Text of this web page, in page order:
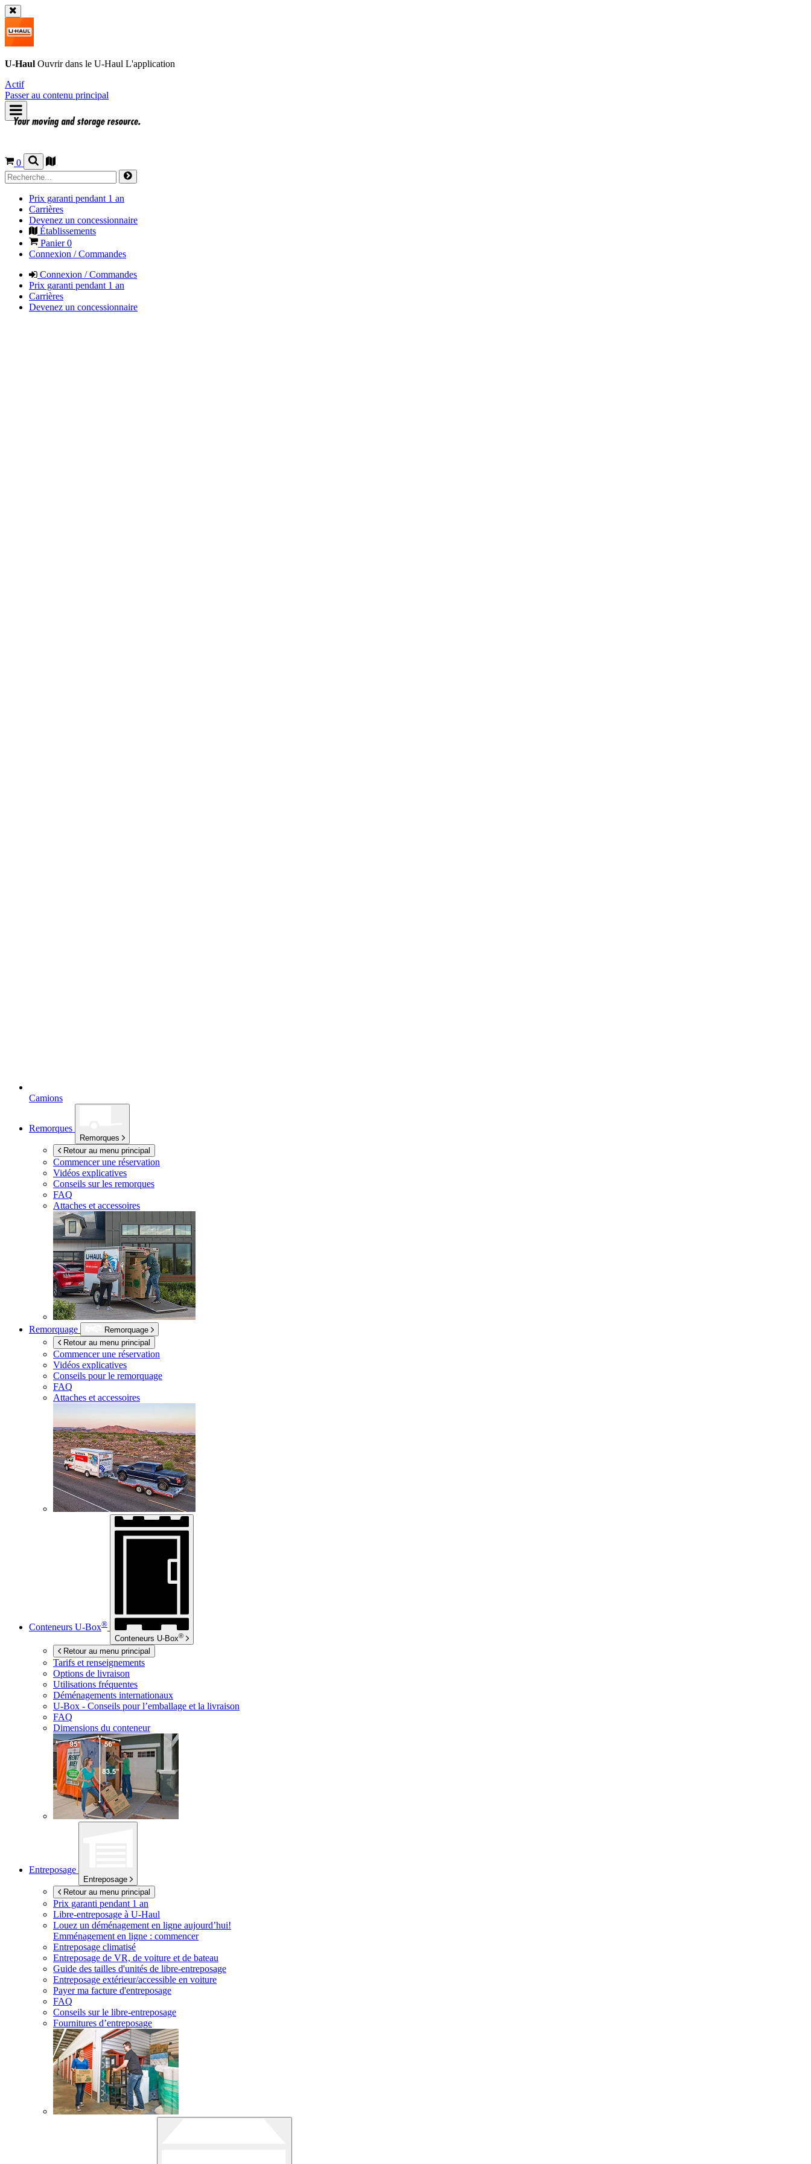
U-Haul Ouvrir dans le U-Haul L'application
Actif
Passer au contenu principal
0
Prix garanti pendant 1 an
Carrières
Devenez un concessionnaire
Établissements
Panier0
Connexion / Commandes
Connexion / Commandes
Prix garanti pendant 1 an
Carrières
Devenez un concessionnaire
Camions
Remorques
Remorques
Retour au menu principal
Commencer une réservation
Vidéos explicatives
Conseils sur les remorques
FAQ
Attaches et accessoires
Remorquage
Remorquage
Retour au menu principal
Commencer une réservation
Vidéos explicatives
Conseils pour le remorquage
FAQ
Attaches et accessoires
Conteneurs U-Box®
Conteneurs U-Box®
Retour au menu principal
Tarifs et renseignements
Options de livraison
Utilisations fréquentes
Déménagements internationaux
U-Box - Conseils pour l’emballage et la livraison
FAQ
Dimensions du conteneur
Entreposage
Entreposage
Retour au menu principal
Prix garanti pendant 1 an
Libre-entreposage à U-Haul
Louez un déménagement en ligne aujourd’hui!
Emménagement en ligne : commencer
Entreposage climatisé
Entreposage de VR, de voiture et de bateau
Guide des tailles d'unités de libre-entreposage
Entreposage extérieur/accessible en voiture
Payer ma facture d'entreposage
FAQ
Conseils sur le libre-entreposage
Fournitures d’entreposage